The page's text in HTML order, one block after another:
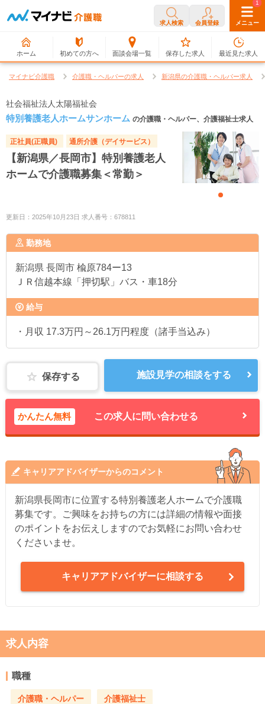
求人検索 会員登録 メニュー
ホーム 初めての方へ 面談会場一覧
0
保存した求人
1
最近見た求人
マイナビ介護職 介護職・ヘルパーの求人 新潟県の介護職・ヘルパー求人
社会福祉法人太陽福祉会
特別養護老人ホームサンホーム の介護職・ヘルパー、介護福祉士求人
正社員(正職員) 通所介護（デイサービス）
【新潟県／長岡市】特別養護老人
ホームで介護職募集＜常勤＞
更新日：2025年10月23日 求人番号：678811
勤務地
新潟県 長岡市 楡原784ー13
ＪＲ信越本線「押切駅」バス・車18分
給与
・月収 17.3万円～26.1万円程度（諸手当込み）
保存する 施設見学の相談をする
かんたん無料 この求人に問い合わせる
キャリアアドバイザーからのコメント
新潟県長岡市に位置する特別養護老人ホームで介護職
募集です。ご興味をお持ちの方には詳細の情報や面接
のポイントをお伝えしますのでお気軽にお問い合わせ
くださいませ。
キャリアアドバイザーに相談する
求人内容
職種
介護職・ヘルパー 介護福祉士